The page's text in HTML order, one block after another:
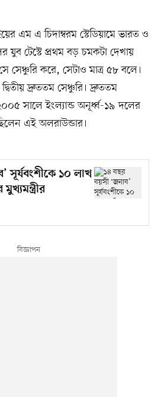
এম এ চিদাম্বরম স্টেডিয়ামে ভারত ও
যুব টেস্টে প্রথম বড় চমকটা দেখায়
সেঞ্চুরি করে, সেটাও মাত্র ৫৮ বলে।
দ্রুততম সেঞ্চুরি। দ্রুততম
সালে ইংল্যান্ড অনূর্ধ্ব-১৯ দলের
এই অলরাউন্ডার।
সূর্যবংশীকে ১০ লাখ